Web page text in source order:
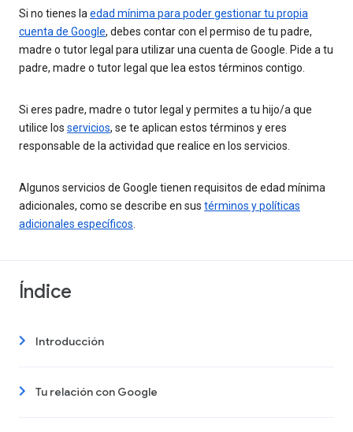
Si no tienes la edad mínima para poder gestionar tu propia
cuenta de Google, debes contar con el permiso de tu padre,
madre o tutor legal para utilizar una cuenta de Google. Pide a tu
padre, madre o tutor legal que lea estos términos contigo.
Si eres padre, madre o tutor legal y permites a tu hijo/a que
utilice los servicios, se te aplican estos términos y eres
responsable de la actividad que realice en los servicios.
Algunos servicios de Google tienen requisitos de edad mínima
adicionales, como se describe en sus términos y políticas
adicionales específicos
Índice
Introducción
Tu relación con Google